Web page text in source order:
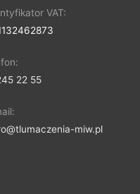
VAT:
22 55
miw.pl